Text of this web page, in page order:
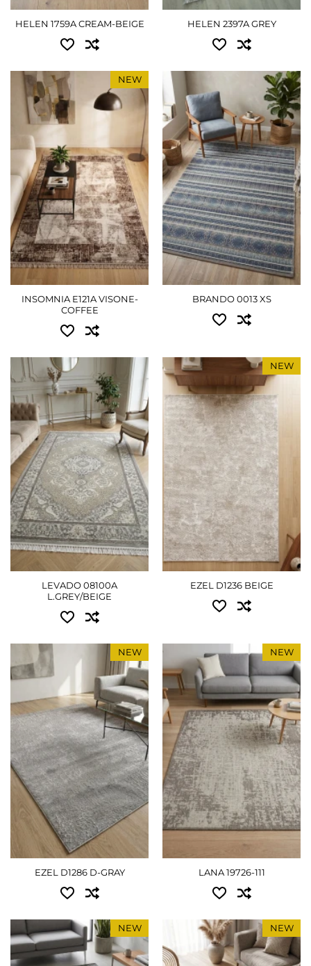
HELEN 1759A CREAM-BEIGE HELEN 2397A GREY
NEW
Доступные размеры:
0.80x1.50 - 1170 грн
1.20x1.80 - 1980 грн
1.50x2.30 - 2970 грн
2.00x3.00 - 4950 грн
2.50x3.50 - 7110 грн
ПОДРОБНЕЕ
INSOMNIA E121A VISONE-
COFFEE
Доступные размеры:
0.80x1.60 - 1395 грн
1.20x1.80 - 2340 грн
1.60x2.30 - 3690 грн
ПОДРОБНЕЕ
BRANDO 0013 XS
Доступные размеры:
0.80x1.50 - 1125 грн
1.20x1.80 - 1980 грн
1.50x2.30 - 3015 грн
2.00x3.00 - 5130 грн
2.50x3.50 - 7470 грн
3.00x4.00 - 10215 грн
ПОДРОБНЕЕ
LEVADO 08100A
L.GREY/BEIGE
NEW
Доступные размеры:
0.80x1.50 - 1080 грн
1.10x1.70 - 1530 грн
1.50x2.30 - 2790 грн
2.00x3.00 - 4860 грн
2.50x3.50 - 7065 грн
2.90x3.90 - 9180 грн
ПОДРОБНЕЕ
EZEL D1236 BEIGE
NEW
Доступные размеры:
0.60x1.10 - 810 грн
0.80x1.50 - 1080 грн
1.10x1.70 - 1530 грн
1.50x2.30 - 2790 грн
2.00x3.00 - 4860 грн
2.50x3.50 - 7065 грн
2.90x3.90 - 9180 грн
ПОДРОБНЕЕ
EZEL D1286 D-GRAY
NEW
Доступные размеры:
0.50x0.80 - 450 грн
0.60x1.10 - 630 грн
0.67x1.20 - 900 грн
0.80x1.50 - 1035 грн
0.67x2.00 - 1080 грн
1.00x1.40 - 1125 грн
1.40x2.00 - 1980 грн
ПОДРОБНЕЕ
LANA 19726-111
NEW
Доступные размеры:
NEW
Доступные размеры: